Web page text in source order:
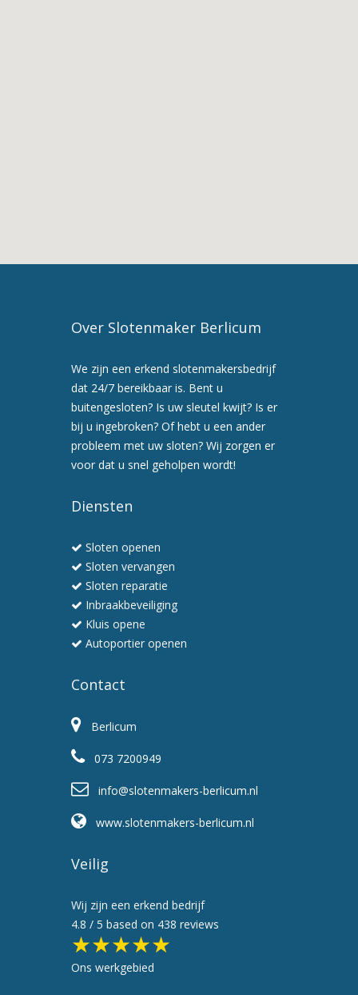
Over Slotenmaker Berlicum
We zijn een erkend slotenmakersbedrijf
dat 24/7 bereikbaar is. Bent u
buitengesloten? Is uw sleutel kwijt? Is er
bij u ingebroken? Of hebt u een ander
probleem met uw sloten? Wij zorgen er
voor dat u snel geholpen wordt!
Diensten
Sloten openen
Sloten vervangen
Sloten reparatie
Inbraakbeveiliging
Kluis opene
Autoportier openen
Contact
Berlicum
073 7200949
info@slotenmakers-berlicum.nl
www.slotenmakers-berlicum.nl
Veilig
Wij zijn een erkend bedrijf
4.8 / 5 based on 438 reviews
★★★★★
Ons werkgebied